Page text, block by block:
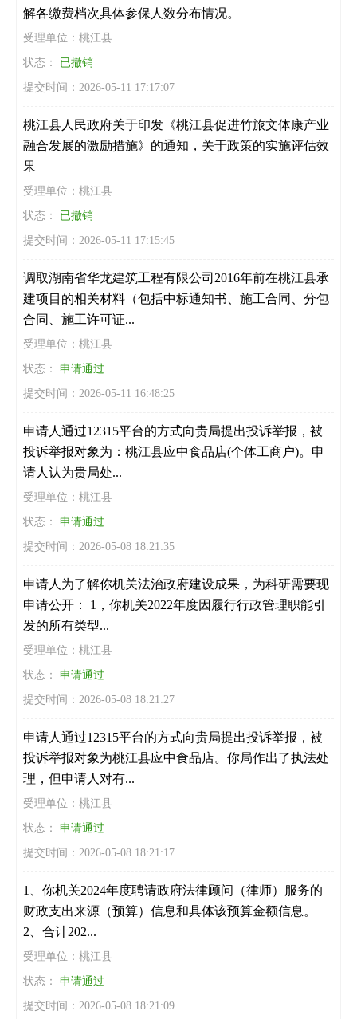
解各缴费档次具体参保人数分布情况。
受理单位：桃江县
状态： 已撤销
提交时间：2026-05-11 17:17:07
桃江县人民政府关于印发《桃江县促进竹旅文体康产业
融合发展的激励措施》的通知，关于政策的实施评估效
果
受理单位：桃江县
状态： 已撤销
提交时间：2026-05-11 17:15:45
调取湖南省华龙建筑工程有限公司2016年前在桃江县承
建项目的相关材料（包括中标通知书、施工合同、分包
合同、施工许可证...
受理单位：桃江县
状态： 申请通过
提交时间：2026-05-11 16:48:25
申请人通过12315平台的方式向贵局提出投诉举报，被
投诉举报对象为：桃江县应中食品店(个体工商户)。申
请人认为贵局处...
受理单位：桃江县
状态： 申请通过
提交时间：2026-05-08 18:21:35
申请人为了解你机关法治政府建设成果，为科研需要现
申请公开： 1，你机关2022年度因履行行政管理职能引
发的所有类型...
受理单位：桃江县
状态： 申请通过
提交时间：2026-05-08 18:21:27
申请人通过12315平台的方式向贵局提出投诉举报，被
投诉举报对象为桃江县应中食品店。你局作出了执法处
理，但申请人对有...
受理单位：桃江县
状态： 申请通过
提交时间：2026-05-08 18:21:17
1、你机关2024年度聘请政府法律顾问（律师）服务的
财政支出来源（预算）信息和具体该预算金额信息。
2、合计202...
受理单位：桃江县
状态： 申请通过
提交时间：2026-05-08 18:21:09